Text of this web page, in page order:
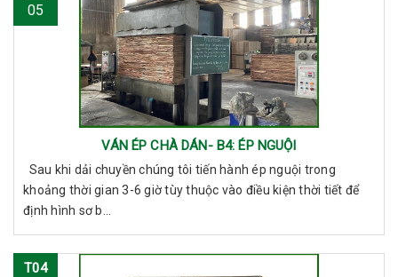
05
VÁN ÉP CHÀ DÁN- B4: ÉP NGUỘI
Sau khi dải chuyền chúng tôi tiến hành ép nguội trong
khoảng thời gian 3-6 giờ tùy thuộc vào điều kiện thời tiết để
định hình sơ b...
T04